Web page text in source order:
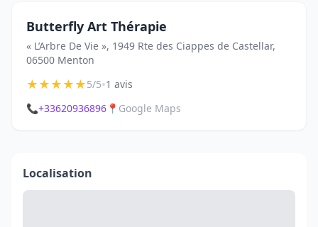
Butterfly Art Thérapie
« L’Arbre De Vie », 1949 Rte des Ciappes de Castellar,
06500 Menton
★★★★★5/5•1 avis
📞+33620936896 📍 Google Maps
Localisation